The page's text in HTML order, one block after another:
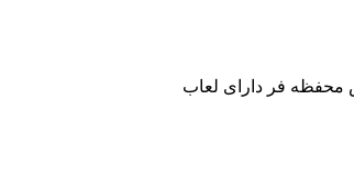
فر دارای لعاب